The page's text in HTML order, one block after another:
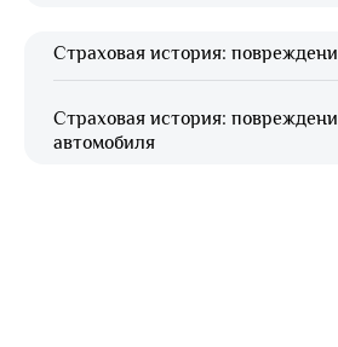
Страховая история:
Страховая история:
автомобиля